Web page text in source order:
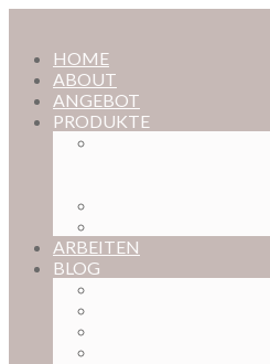
HOME
ABOUT
ANGEBOT
PRODUKTE
ARBEITEN
BLOG